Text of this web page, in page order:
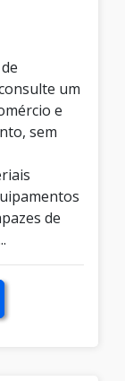
um
e
sem
de